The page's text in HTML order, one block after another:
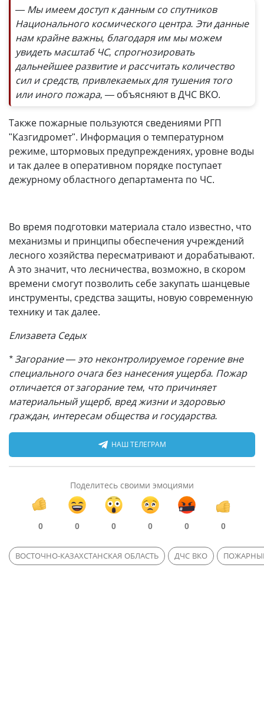
— Мы имеем доступ к данным со спутников
Национального космического центра. Эти данные
нам крайне важны, благодаря им мы можем
увидеть масштаб ЧС, спрогнозировать
дальнейшее развитие и рассчитать количество
сил и средств, привлекаемых для тушения того
или иного пожара, — объясняют в ДЧС ВКО.
Также пожарные пользуются сведениями РГП
"Казгидромет". Информация о температурном
режиме, штормовых предупреждениях, уровне воды
и так далее в оперативном порядке поступает
дежурному областного департамента по ЧС.
Во время подготовки материала стало известно, что
механизмы и принципы обеспечения учреждений
лесного хозяйства пересматривают и дорабатывают.
А это значит, что лесничества, возможно, в скором
времени смогут позволить себе закупать шанцевые
инструменты, средства защиты, новую современную
технику и так далее.
Елизавета Седых
* Загорание—это неконтролируемое горение вне
специального очага без нанесения ущерба. Пожар
отличается от загорание тем, что причиняет
материальный ущерб, вред жизни и здоровью
граждан, интересам общества и государства.
НАШ ТЕЛЕГРАМ
Поделитесь своими эмоциями
0 0 0 0 0 0
ВОСТОЧНО-КАЗАХСТАНСКАЯ ОБЛАСТЬ ДЧС ВКО